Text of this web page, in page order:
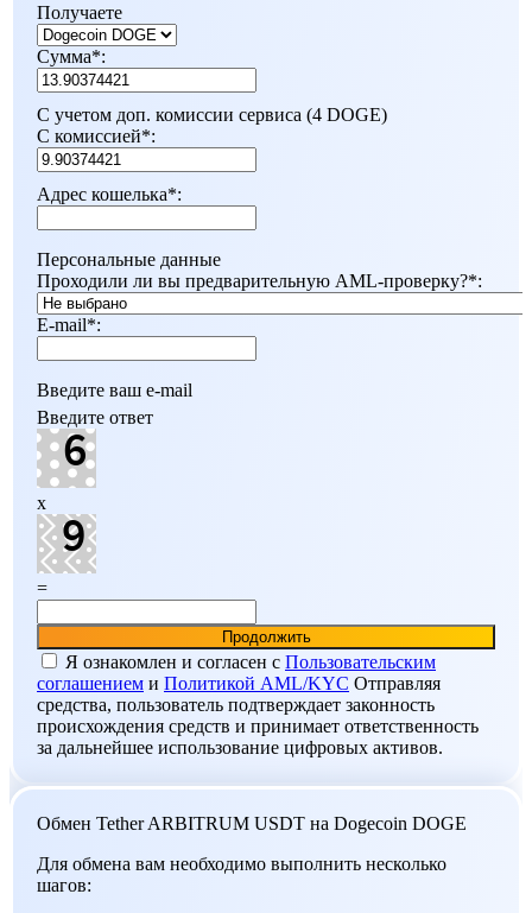
Получаете
Сумма*:
С учетом доп. комиссии сервиса (4 DOGE)
С комиссией*:
Адрес кошелька*:
Персональные данные
Проходили ли вы предварительную AML-проверку?*:
E-mail*:
Введите ваш e-mail
Введите ответ
x
=
Я ознакомлен и согласен c Пользовательским
соглашением и Политикой AML/KYC Отправляя
средства, пользователь подтверждает законность
происхождения средств и принимает ответственность
за дальнейшее использование цифровых активов.
Обмен Tether ARBITRUM USDT на Dogecoin DOGE
Для обмена вам необходимо выполнить несколько
шагов: